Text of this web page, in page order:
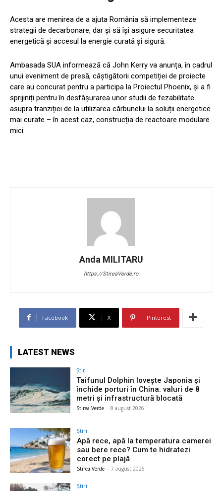
Acesta are menirea de a ajuta România să implementeze
strategii de decarbonare, dar și să își asigure securitatea
energetică și accesul la energie curată și sigură.
Ambasada SUA informează că John Kerry va anunța, în cadrul
unui eveniment de presă, câștigătorii competiției de proiecte
care au concurat pentru a participa la Proiectul Phoenix, și a fi
sprijiniți pentru în desfășurarea unor studii de fezabilitate
asupra tranziției de la utilizarea cărbunelui la soluții energetice
mai curate – în acest caz, construcția de reactoare modulare
mici.
Anda MILITARU
https://StireaVerde.ro
Facebook X Pinterest
LATEST NEWS
Știri
Taifunul Dolphin lovește Japonia și
închide porturi în China: valuri de 8
metri și infrastructură blocată
Stirea Verde - 8 august 2026
Știri
Apă rece, apă la temperatura camerei
sau bere rece? Cum te hidratezi
corect pe plajă
Stirea Verde - 7 august 2026
Știri